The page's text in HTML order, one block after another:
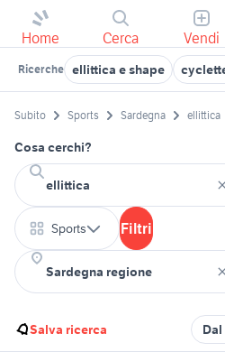
Home Cerca Vendi
Ricerche ellittica e shape
Subito Sports Sardegna ellittica
Cosa cerchi?
Sports Filtri
Salva ricerca